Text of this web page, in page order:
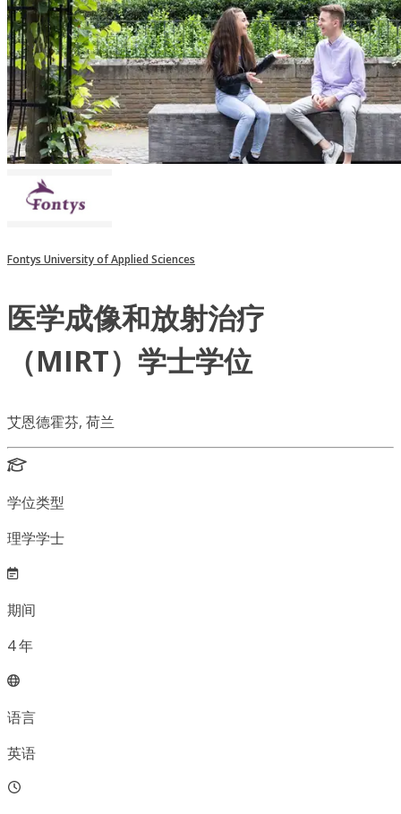
Fontys University of Applied Sciences
医学成像和放射治疗
（MIRT）学士学位
艾恩德霍芬, 荷兰
学位类型
理学学士
期间
4年
语言
英语